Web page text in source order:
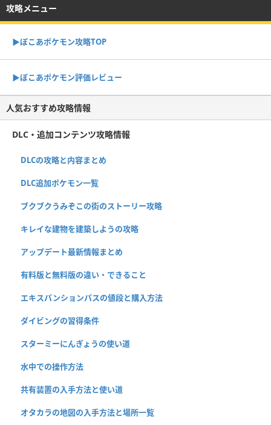
攻略メニュー
▶︎ぽこあポケモン攻略TOP
▶︎ぽこあポケモン評価レビュー
人気おすすめ攻略情報
DLC・追加コンテンツ攻略情報
DLCの攻略と内容まとめ
DLC追加ポケモン一覧
ブクブクうみぞこの街のストーリー攻略
キレイな建物を建築しようの攻略
アップデート最新情報まとめ
有料版と無料版の違い・できること
エキスパンションパスの値段と購入方法
ダイビングの習得条件
スターミーにんぎょうの使い道
水中での操作方法
共有装置の入手方法と使い道
オタカラの地図の入手方法と場所一覧